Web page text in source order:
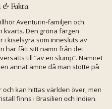
Fakta
Aventurin-familjen och
kvarts. Den gröna färgen
i kiselsyra som innesluts av
har fått sitt namn från det
till ”av en slump”. Namnet
annat ämne då man stötte på
kan hittas världen över, men
finns i Brasilien och Indien.